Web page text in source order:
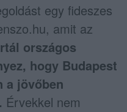
egy fideszes
amit az
országos
hogy Budapest
a jövőben
Érvekkel nem